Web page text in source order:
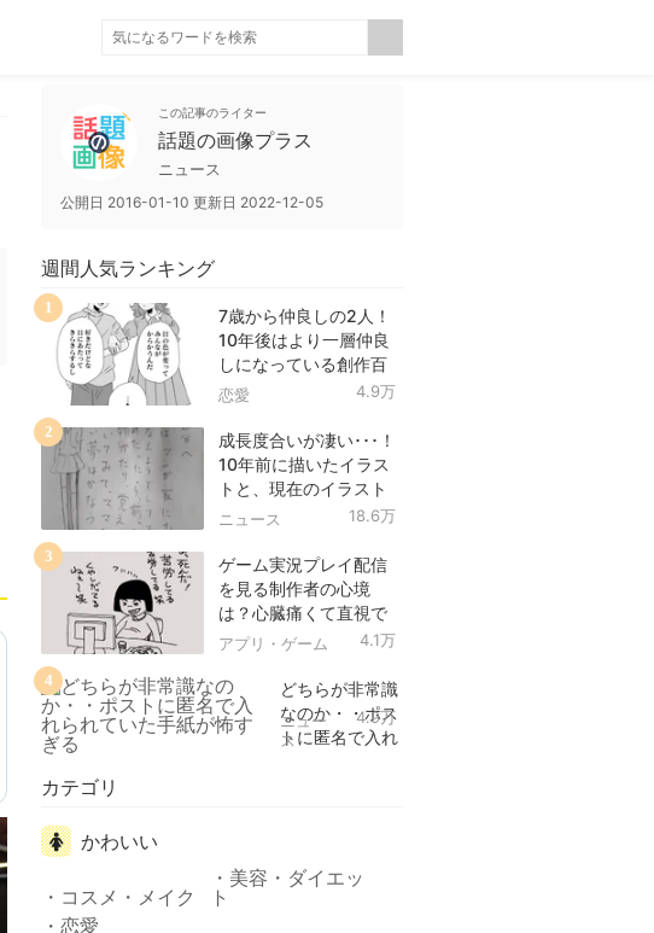
この記事のライター
話題の画像プラス
ニュース
公開日 2016-01-10 更新日 2022-12-05
週間人気ランキング
7歳から仲良しの2人！
10年後はより一層仲良
しになっている創作百
合！
恋愛 4.9万
1
成長度合いが凄い･･･！
10年前に描いたイラス
トと、現在のイラスト
を投稿したツイートが
ニュース 18.6万
2
ゲーム実況プレイ配信
を見る制作者の心境
は？心臓痛くて直視で
きなかった！
アプリ・ゲーム 4.1万
3
どちらが非常識
なのか・・ポス
トに匿名で入れ
ニュー
ス
4.9万
4
カテゴリ
かわいい
コスメ・メイク
美容・ダイエッ
ト
恋愛